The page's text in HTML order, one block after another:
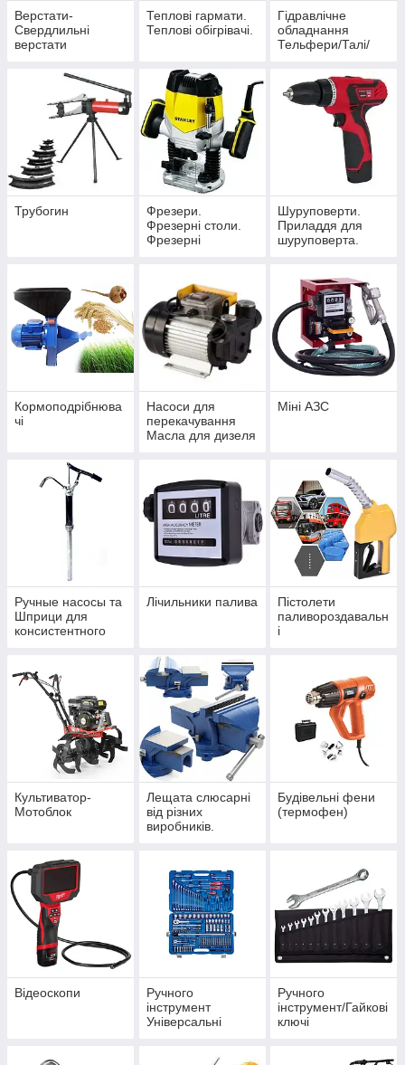
Верстати-
Свердлильні
верстати
Теплові гармати.
Теплові обігрівачі.
Гідравлічне
обладнання
Тельфери/Талі/
Підставки/Стенд/
Прес/Кран/
Траверс.
Трубогин
Фрезери.
Фрезерні столи.
Фрезерні
Шуруповерти.
Приладдя для
шуруповерта.
Кормоподрібнюва
чі
Насоси для
перекачування
Масла для дизеля
Міні АЗС
Ручные насосы та
Шприци для
консистентного
Лічильники палива
Пістолети
паливороздавальн
і
Культиватор-
Мотоблок
Лещата слюсарні
від різних
виробників.
Будівельні фени
(термофен)
Відеоскопи
Ручного
інструмент
Універсальні
Ручного
інструмент/Гайкові
ключі